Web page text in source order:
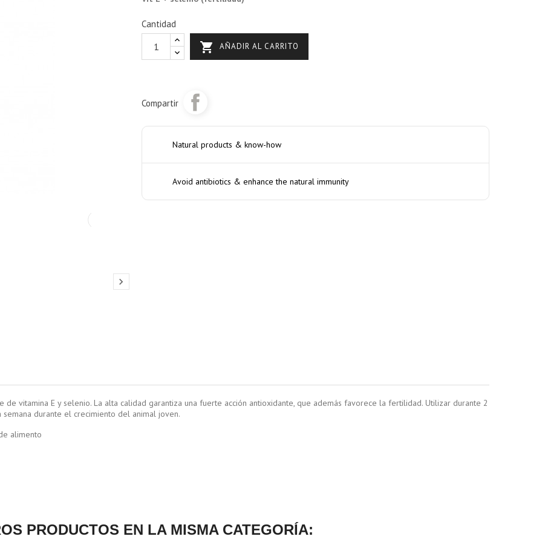

Cantidad
 AÑADIR AL CARRITO
Compartir
Natural products & know-how
Avoid antibiotics & enhance the natural immunity
de vitamina E y selenio. La alta calidad garantiza una fuerte acción antioxidante, que además favorece la fertilidad. Utilizar durante 2
durante el crecimiento del animal joven.
alimento
PRODUCTOS EN LA MISMA CATEGORÍA: